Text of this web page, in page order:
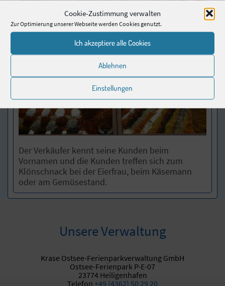
Cookie-Zustimmung verwalten
Zur Optimierung unserer Webseite werden Cookies genutzt.
Ich akzeptiere alle Cookies
Ablehnen
Einstellungen
Der Verkäufer kennt seine Kunden beim
Vornamen und die Kunden treffen sich zum
Klönschnack bei der Eierfrau, beim Käsemann
oder am Gemüsestand.
Unsere Verwaltung
Krase Ostsee-Ferienparkverwaltung GmbH
Ostsee-Ferienpark P-E-07
23774 Heiligenhafen
Telefon +49 (4362) 50 29 20